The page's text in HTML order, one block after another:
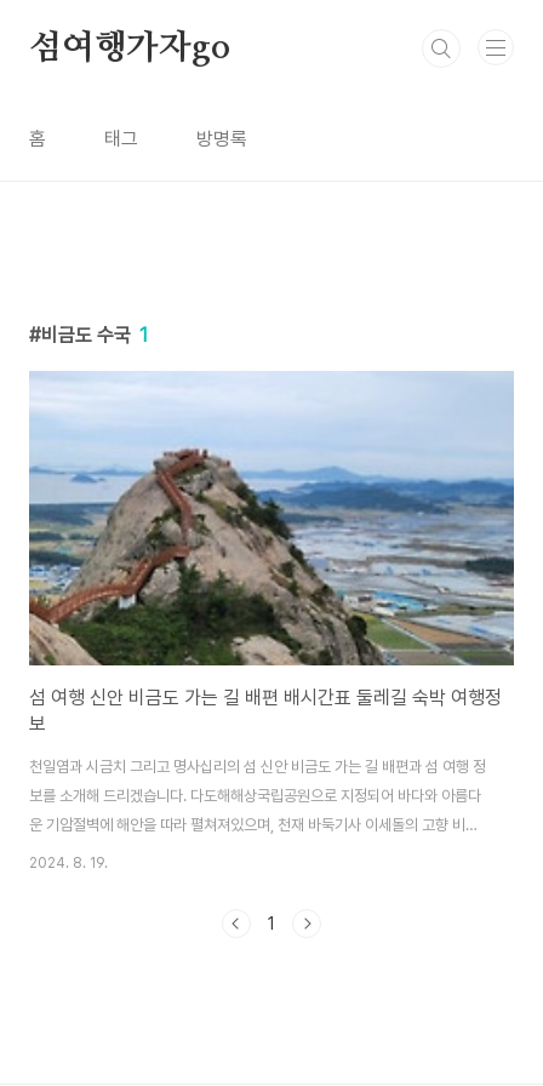
섬여행가자go
홈 태그 방명록
비금도 수국 1
섬 여행 신안 비금도 가는 길 배편 배시간표 둘레길 숙박 여행정
보
천일염과 시금치 그리고 명사십리의 섬 신안 비금도 가는 길 배편과 섬 여행 정
보를 소개해 드리겠습니다. 다도해해상국립공원으로 지정되어 바다와 아름다
운 기암절벽에 해안을 따라 펼쳐져있으며, 천재 바둑기사 이세돌의 고향 비금
도로 여행 떠나 보시기 바랍니다. 비금도 가는 배편 신안 비금도 가는 배편
이용해 갈 수 있습니다. 선사운항 횟수소요시간차량 선적동양훼리1일 1회 또는
2024. 8. 19.
1